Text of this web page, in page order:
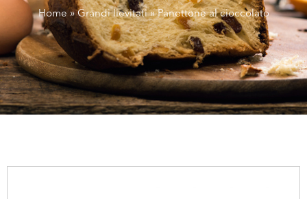
Home »Grandi lievitati»Panettone al cioccolato